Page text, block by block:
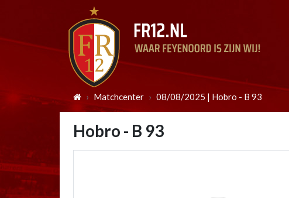
Matchcenter 08/08/2025 | Hobro - B 93
Hobro - B 93